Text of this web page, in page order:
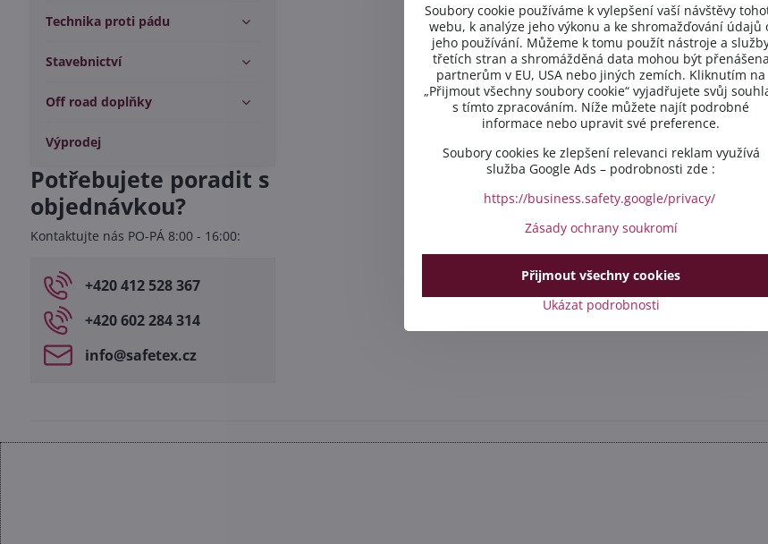
Technika proti pádu
Stavebnictví
Off road doplňky
Výprodej
Potřebujete poradit s
objednávkou?
Kontaktujte nás PO-PÁ 8:00 - 16:00:
+420 412 528 367
+420 602 284 314
info​@safetex​.cz
Soubory cookie používáme k vylepšení vaší návštěvy
webu, k analýze jeho výkonu a ke shromažďování údajů
jeho používání. Můžeme k tomu použít nástroje a
třetích stran a shromážděná data mohou být přenášena
partnerům v EU, USA nebo jiných zemích. Kliknutím na
„Přijmout všechny soubory cookie“ vyjadřujete svůj
s tímto zpracováním. Níže můžete najít podrobné
informace nebo upravit své preference.
Soubory cookies ke zlepšení relevanci reklam využívá
služba Google Ads – podrobnosti zde :
https://business.safety.google/privacy/
Zásady ochrany soukromí
Ukázat podrobnosti
Přijmout všechny cookies